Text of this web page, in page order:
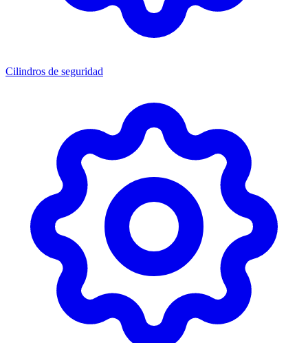
Cilindros de seguridad